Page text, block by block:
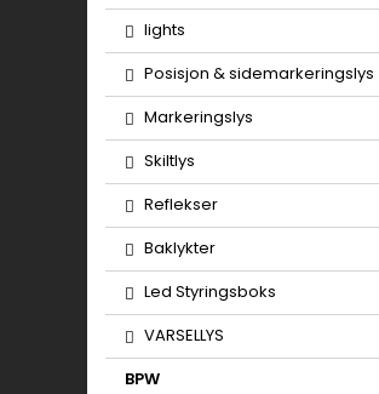
lights
Posisjon & sidemarkeringslys
Markeringslys
Skiltlys
Reflekser
Baklykter
Led Styringsboks
VARSELLYS
BPW